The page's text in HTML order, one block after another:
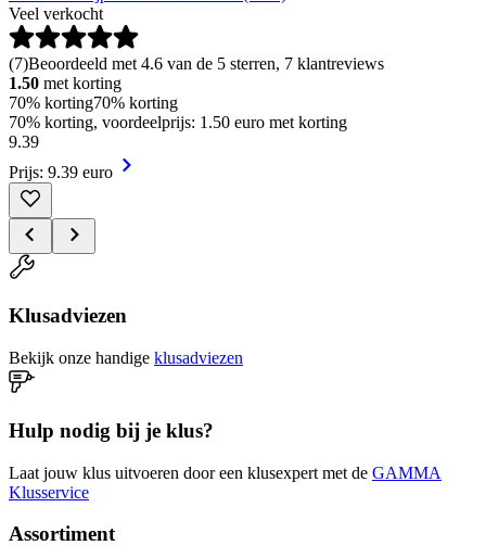
Veel verkocht
(7)Beoordeeld met 4.6 van de 5 sterren, 7 klantreviews
1.50 met korting
70% korting70% korting
70% korting, voordeelprijs: 1.50 euro met korting
9.39
Prijs: 9.39 euro
Klusadviezen
Bekijk onze handige klusadviezen
Hulp nodig bij je klus?
Laat jouw klus uitvoeren door een klusexpert met de GAMMA
Klusservice
Assortiment